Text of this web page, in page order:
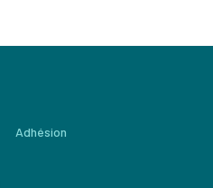
Adhésion